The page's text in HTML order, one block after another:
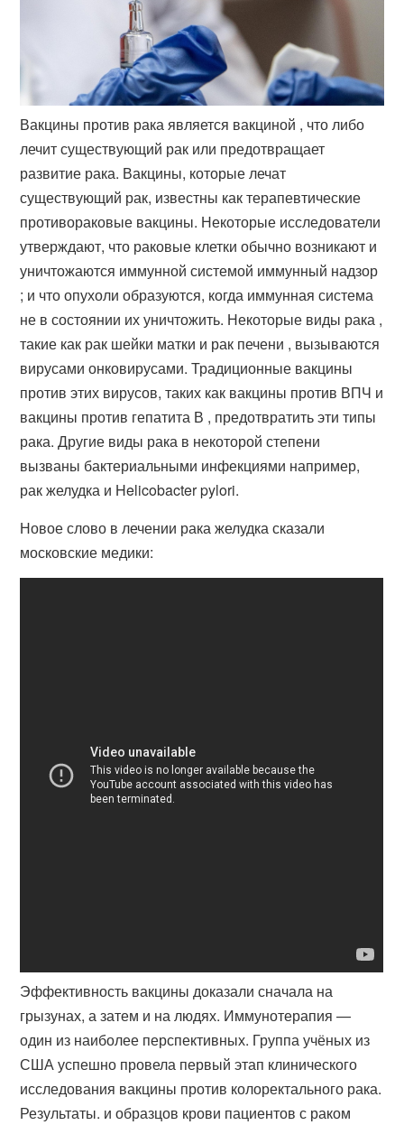
Вакцины против рака является вакциной , что либо
лечит существующий рак или предотвращает
развитие рака. Вакцины, которые лечат
существующий рак, известны как терапевтические
противораковые вакцины. Некоторые исследователи
утверждают, что раковые клетки обычно возникают и
уничтожаются иммунной системой иммунный надзор
; и что опухоли образуются, когда иммунная система
не в состоянии их уничтожить. Некоторые виды рака ,
такие как рак шейки матки и рак печени , вызываются
вирусами онковирусами. Традиционные вакцины
против этих вирусов, таких как вакцины против ВПЧ и
вакцины против гепатита В , предотвратить эти типы
рака. Другие виды рака в некоторой степени
вызваны бактериальными инфекциями например,
рак желудка и Helicobacter pylori.
Новое слово в лечении рака желудка сказали
московские медики:
Эффективность вакцины доказали сначала на
грызунах, а затем и на людях. Иммунотерапия —
один из наиболее перспективных. Группа учёных из
США успешно провела первый этап клинического
исследования вакцины против колоректального рака.
Результаты. и образцов крови пациентов с раком